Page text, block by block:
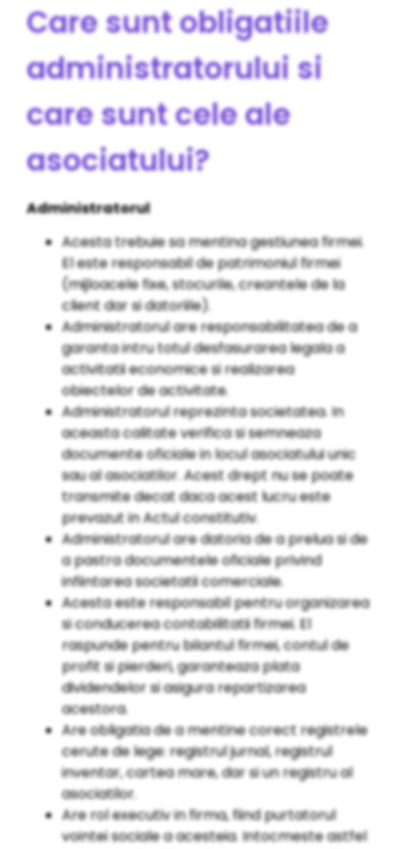
Care sunt obligatiile
administratorului si
care sunt cele ale
asociatului?
Administratorul
Acesta trebuie sa mentina gestiunea firmei.
El este responsabil de patrimoniul firmei
(mijloacele fixe, stocurile, creantele de la
client dar si datoriile).
Administratorul are responsabilitatea de a
garanta intru totul desfasurarea legala a
activitatii economice si realizarea
obiectelor de activitate.
Administratorul reprezinta societatea. In
aceasta calitate verifica si semneaza
documente oficiale in locul asociatului unic
sau al asociatilor. Acest drept nu se poate
transmite decat daca acest lucru este
prevazut in Actul constitutiv.
Administratorul are datoria de a prelua si de
a pastra documentele oficiale privind
infiintarea societatii comerciale.
Acesta este responsabil pentru organizarea
si conducerea contabilitatii firmei. El
raspunde pentru bilantul firmei, contul de
profit si pierderi, garanteaza plata
dividendelor si asigura repartizarea
acestora.
Are obligatia de a mentine corect registrele
cerute de lege: registrul jurnal, registrul
inventar, cartea mare, dar si un registru al
asociatilor.
Are rol executiv in firma, fiind purtatorul
vointei sociale a acesteia. Intocmeste astfel